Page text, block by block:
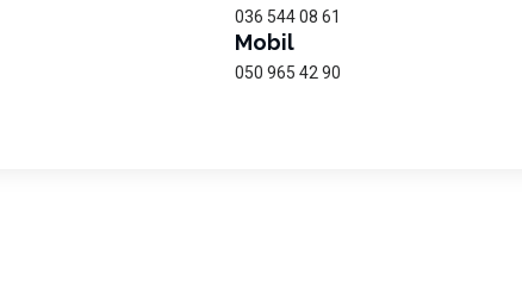
036 544 08 61
Mobil
050 965 42 90